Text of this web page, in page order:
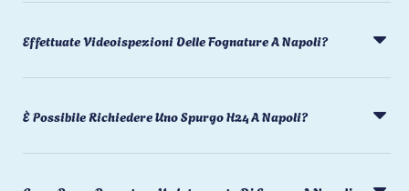
Effettuate Videoispezioni Delle Fognature A Napoli?
È Possibile Richiedere Uno Spurgo H24 A Napoli?